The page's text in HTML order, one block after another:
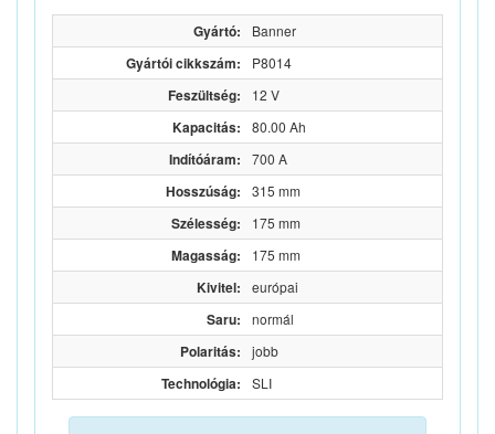
Gyártó: Banner
Gyártói cikkszám: P8014
Feszültség: 12 V
Kapacitás: 80.00 Ah
Indítóáram: 700 A
Hosszúság: 315 mm
Szélesség: 175 mm
Magasság: 175 mm
Kivitel: európai
Saru: normál
Polaritás: jobb
Technológia: SLI